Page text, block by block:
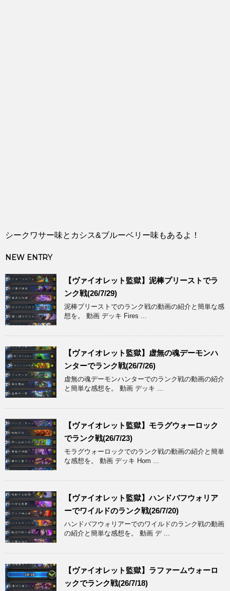
シークワサー味とカシス&ブルーベリー味もあるよ！
NEW ENTRY
【ヴァイオレット監獄】泥棒プリーストでラ
ンク戦(26/7/29)
泥棒プリーストでのランク戦の動画の紹介と簡単な感
想を。 動画 デッキ Fires ...
【ヴァイオレット監獄】虚無の魂デーモンハ
ンターでランク戦(26/7/26)
虚無の魂デーモンハンターでのランク戦の動画の紹介
と簡単な感想を。 動画 デッキ ...
【ヴァイオレット監獄】モラグウォーロック
でランク戦(26/7/23)
モラグウォーロックでのランク戦の動画の紹介と簡単
な感想を。 動画 デッキ Hom ...
【ヴァイオレット監獄】ハンドバフウォリア
ーでワイルドのランク戦(26/7/20)
ハンドバフウォリアーでのワイルドのランク戦の動画
の紹介と簡単な感想を。 動画 デ ...
【ヴァイオレット監獄】ラファームウォーロ
ックでランク戦(26/7/18)